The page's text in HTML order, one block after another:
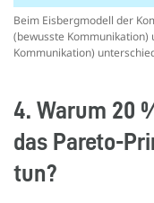
Beim Eisbergmodell der
(bewusste Kommunikation)
Kommunikation)
4. Warum 20
das Pareto-
tun?